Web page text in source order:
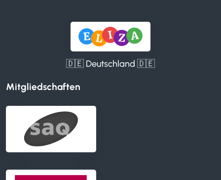
🇩🇪 Deutschland 🇩🇪
Mitgliedschaften